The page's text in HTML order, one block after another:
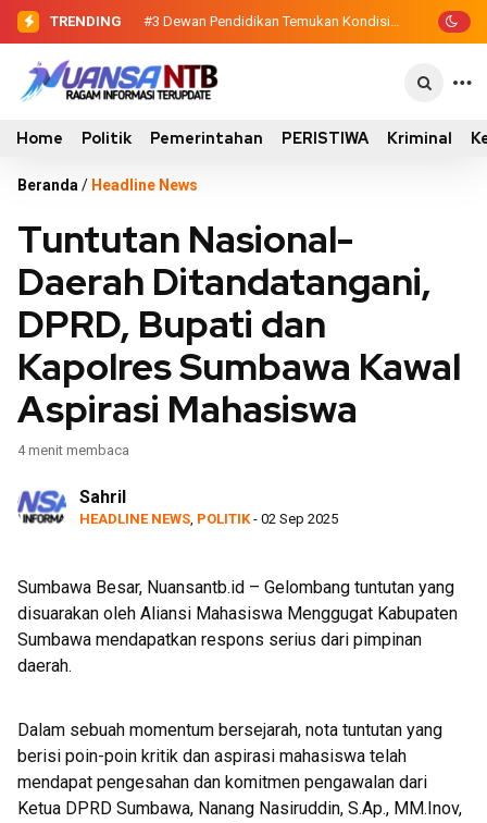
TRENDING #3 Dewan Pendidikan Temukan Kondisi
305 Siswa SDN Kanar Belajar di Tengah
Home Politik Pemerintahan PERISTIWA Kriminal
Beranda / Headline News
Tuntutan Nasional-
Daerah Ditandatangani,
DPRD, Bupati dan
Kapolres Sumbawa Kawal
Aspirasi Mahasiswa
4 menit membaca
Sahril
HEADLINE NEWS POLITIK - 02 Sep 2025
Sumbawa Besar, Nuansantb.id – Gelombang tuntutan yang
disuarakan oleh Aliansi Mahasiswa Menggugat Kabupaten
Sumbawa mendapatkan respons serius dari pimpinan
daerah.
Dalam sebuah momentum bersejarah, nota tuntutan yang
berisi poin-poin kritik dan aspirasi mahasiswa telah
mendapat pengesahan dan komitmen pengawalan dari
Ketua DPRD Sumbawa, Nanang Nasiruddin, S.Ap., MM.Inov,